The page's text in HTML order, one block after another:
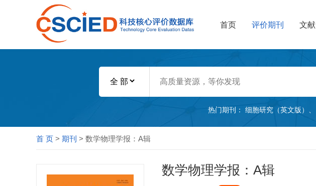
首页 评价期刊 文献
热门期刊： 细胞研究（英文版）
首 页 > 期刊 > 数学物理学报：A辑
数学物理学报：A辑